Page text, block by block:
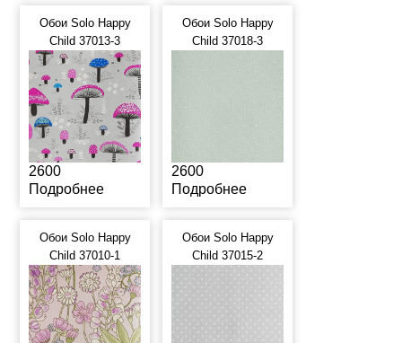
Обои Solo Happy
Child 37013-3
2600
Подробнее
Обои Solo Happy
Child 37018-3
2600
Подробнее
Обои Solo Happy
Child 37010-1
Обои Solo Happy
Child 37015-2